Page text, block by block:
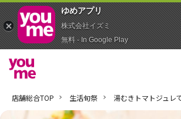
店舗総合TOP 生活旬祭 湯むきトマトジュレ
ゆめアプ‪リ‬
株式会社イズミ
無料 - In Google Play